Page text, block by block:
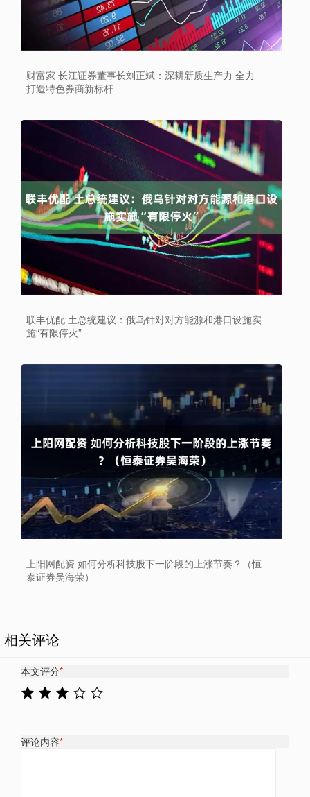
财富家 长江证券董事长刘正斌：深耕新质生产力 全力
打造特色券商新标杆
联丰优配 土总统建议：俄乌针对对方能源和港口设施实
施“有限停火”
上阳网配资 如何分析科技股下一阶段的上涨节奏？（恒
泰证券吴海荣）
相关评论
本文评分*
评论内容*